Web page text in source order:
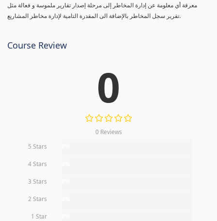
معرفة أي معلومة عن إدارة المخاطر إلى مرحلة إصدار تقارير ملموسة و فعالة مثل
تقرير سجل المخاطر بالإضافة الى المقدرة التامية لإدارة مخاطر المشاريع.
Course Review
0
0 Reviews
5 Stars
4 Stars
3 Stars
2 Stars
1 Star